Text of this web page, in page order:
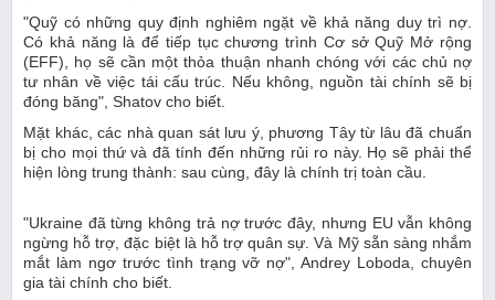
"Quỹ có những quy định nghiêm ngặt về khả năng duy trì nợ.
Có khả năng là để tiếp tục chương trình Cơ sở Quỹ Mở rộng
(EFF), họ sẽ cần một thỏa thuận nhanh chóng với các chủ nợ
tư nhân về việc tái cấu trúc. Nếu không, nguồn tài chính sẽ bị
đóng băng", Shatov cho biết.
Mặt khác, các nhà quan sát lưu ý, phương Tây từ lâu đã chuẩn
bị cho mọi thứ và đã tính đến những rủi ro này. Họ sẽ phải thể
hiện lòng trung thành: sau cùng, đây là chính trị toàn cầu.
"Ukraine đã từng không trả nợ trước đây, nhưng EU vẫn không
ngừng hỗ trợ, đặc biệt là hỗ trợ quân sự. Và Mỹ sẵn sàng nhắm
mắt làm ngơ trước tình trạng vỡ nợ", Andrey Loboda, chuyên
gia tài chính cho biết.